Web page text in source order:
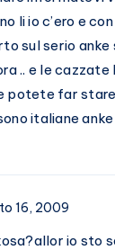
li io c’ero e
sul serio
.. e le
potete far
italiane
16, 2009
io sto